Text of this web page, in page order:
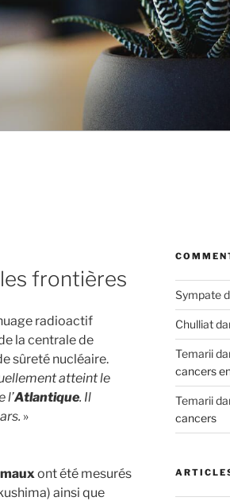
frontières
radioactif
la centrale de
sûreté nucléaire.
atteint le
l’Atlantique. Il
»
ont été mesurés
ainsi que
Sympate
Chulliat
Temarii
cancers
Temarii
cancers